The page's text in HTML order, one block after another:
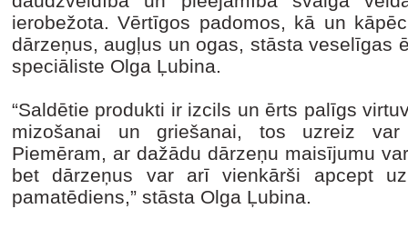
ierobežota. Vērtīgos padomos, kā un
dārzeņus, augļus un ogas, stāsta veselīgas
speciāliste Olga Ļubina.
“Saldētie produkti ir izcils un ērts palīgs
mizošanai un griešanai, tos uzreiz var
Piemēram, ar dažādu dārzeņu maisījumu
bet dārzeņus var arī vienkārši apcept
pamatēdiens,” stāsta Olga Ļubina.